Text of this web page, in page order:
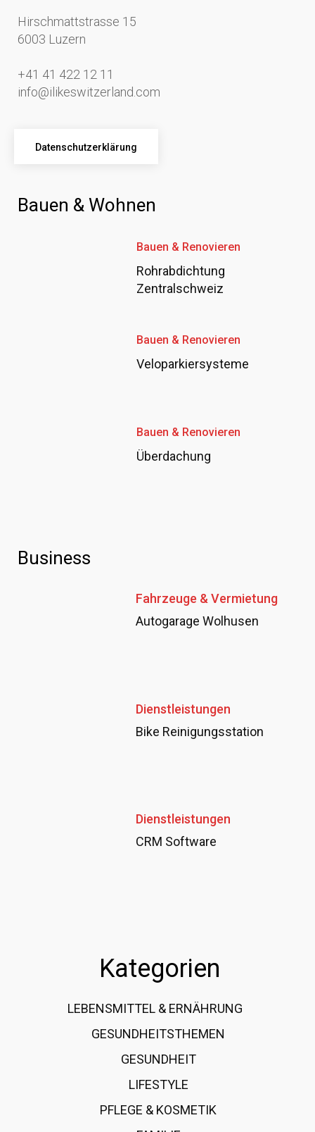
Hirschmattstrasse 15
6003 Luzern
+41 41 422 12 11
info@ilikeswitzerland.com
Datenschutzerklärung
Bauen & Wohnen
Bauen & Renovieren
Rohrabdichtung
Zentralschweiz
Bauen & Renovieren
Veloparkiersysteme
Bauen & Renovieren
Überdachung
Business
Fahrzeuge & Vermietung
Autogarage Wolhusen
Dienstleistungen
Bike Reinigungsstation
Dienstleistungen
CRM Software
Kategorien
LEBENSMITTEL & ERNÄHRUNG
GESUNDHEITSTHEMEN
GESUNDHEIT
LIFESTYLE
PFLEGE & KOSMETIK